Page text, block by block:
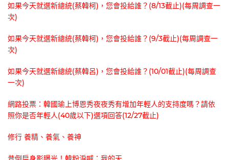
如果今天就選新總統(蔡韓柯)，您會投給誰？(8/13截止)(每周調查一
次)
如果今天就選新總統(蔡韓柯)，您會投給誰？(9/3截止)(每周調查一
次)
如果今天就選新總統(蔡韓呂)，您會投給誰？(10/01截止)(每周調查
一次)
網路投票：韓國瑜上博恩秀夜夜秀有增加年輕人的支持度嗎？請依
照你是否年輕人(40歲以下)選項回答(12/27截止)
修行 養精、養氣、養神